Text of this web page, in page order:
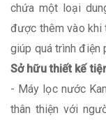
chứa một loại
được thêm vào khi
giúp quá trình điện
Sở hữu thiết kế
- Máy lọc nước
thân thiện với